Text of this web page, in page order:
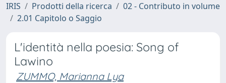
IRIS Prodotti della ricerca
02 - Contributo in volume
2.01 Capitolo o Saggio
L'identità nella poesia: Song of
Lawino
ZUMMO, Marianna Lya